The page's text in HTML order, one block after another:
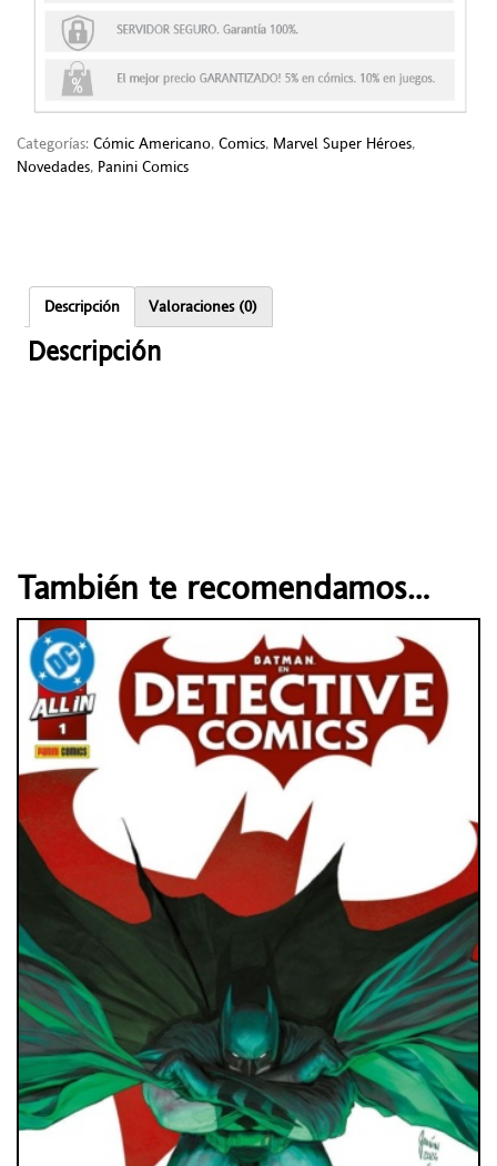
Categorías: Cómic Americano, Comics, Marvel Super Héroes,
Novedades, Panini Comics
Descripción Valoraciones (0)
Descripción
También te recomendamos…